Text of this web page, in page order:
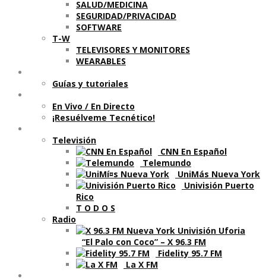
SALUD/MEDICINA
SEGURIDAD/PRIVACIDAD
SOFTWARE
T-W
TELEVISORES Y MONITORES
WEARABLES
Guí­as y tutoriales
En Vivo / En Directo
¡Resuélveme Tecnético!
Televisión
CNN En Español
Telemundo
UniMás Nueva York
Univisión Puerto
Rico
T O D O S
Radio
“El Palo con Coco” – X 96.3 FM
Fidelity 95.7 FM
La X FM